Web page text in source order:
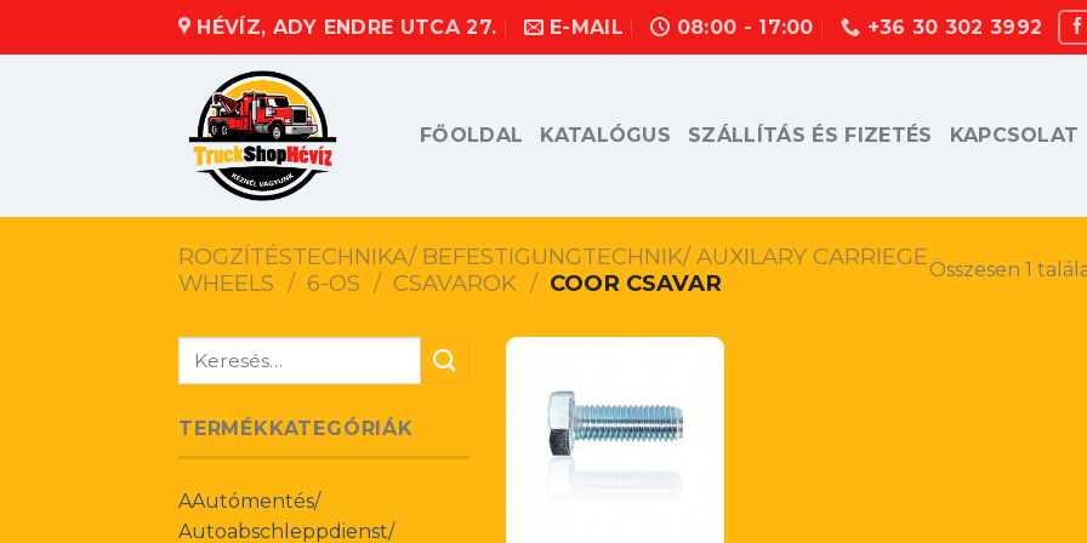
HÉVÍZ, ADY ENDRE UTCA 27. E-MAIL 08:00 - 17:00 +36 30 302 3992
FŐOLDAL KATALÓGUS SZÁLLÍTÁS ÉS FIZETÉS KAPCSOLAT
RÖGZÍTÉSTECHNIKA/ BEFESTIGUNGTECHNIK/ AUXILARY CARRIEGE
WHEELS / 6-OS / CSAVAROK / COOR CSAVAR
Összesen 1
Keresés
TERMÉKKATEGÓRIÁK
AAutómentés/
Autoabschleppdienst/